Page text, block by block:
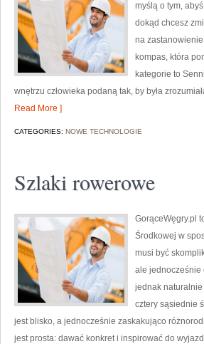
myślą o tym,
dokąd chcesz
na
kompas, która
kategorie to
wnętrzu człowieka podaną tak, by była
Read More ]
CATEGORIES: NOWE TECHNOLOGIE
Szlaki rowerowe
GorąceWęgry.pl
Środkowej w
musi być
ale jednocześnie
jednak naturalnie
cztery sąsiednie
jest blisko, a jednocześnie zaskakująco
jest prosta: dawać konkret i inspirować do